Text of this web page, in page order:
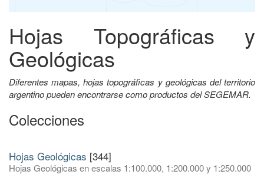
Hojas Topográficas y
Geológicas
Diferentes mapas, hojas topográficas y geológicas del territorio
argentino pueden encontrarse como productos del SEGEMAR.
Colecciones
Hojas Geológicas [344]
Hojas Geológicas en escalas 1:100.000, 1:200.000 y 1:250.000